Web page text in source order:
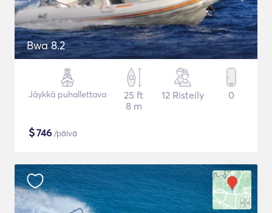
Bwa 8.2
Jäykkä puhallettava
25 ft
8 m
12 Risteily 0
$746 /päivä